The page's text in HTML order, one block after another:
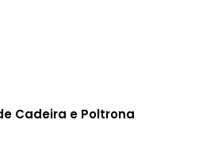
Cadeira e Poltrona